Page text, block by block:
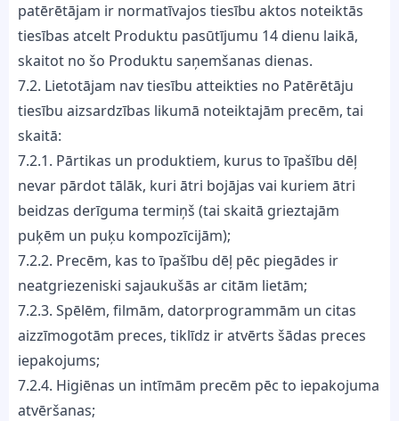
patērētājam ir normatīvajos tiesību aktos noteiktās
tiesības atcelt Produktu pasūtījumu 14 dienu laikā,
skaitot no šo Produktu saņemšanas dienas.
7.2. Lietotājam nav tiesību atteikties no Patērētāju
tiesību aizsardzības likumā noteiktajām precēm, tai
skaitā:
7.2.1. Pārtikas un produktiem, kurus to īpašību dēļ
nevar pārdot tālāk, kuri ātri bojājas vai kuriem ātri
beidzas derīguma termiņš (tai skaitā grieztajām
puķēm un puķu kompozīcijām);
7.2.2. Precēm, kas to īpašību dēļ pēc piegādes ir
neatgriezeniski sajaukušās ar citām lietām;
7.2.3. Spēlēm, filmām, datorprogrammām un citas
aizzīmogotām preces, tiklīdz ir atvērts šādas preces
iepakojums;
7.2.4. Higiēnas un intīmām precēm pēc to iepakojuma
atvēršanas;